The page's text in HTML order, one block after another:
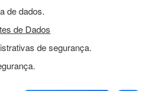
de dados.
de Dados
de segurança.